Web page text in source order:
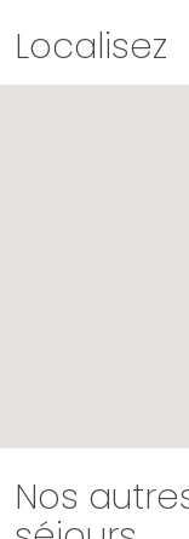
Localisez
Nos